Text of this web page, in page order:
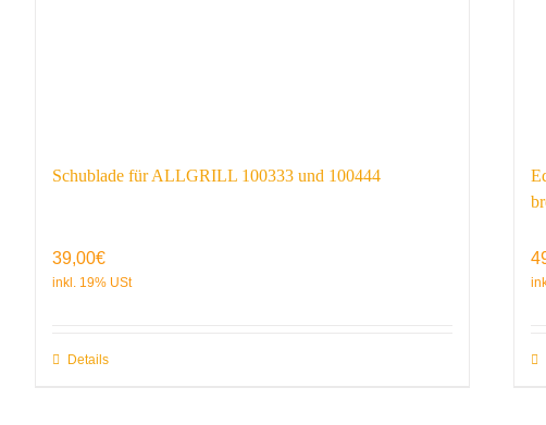
Schublade für ALLGRILL 100333 und 100444
39,00€
Details